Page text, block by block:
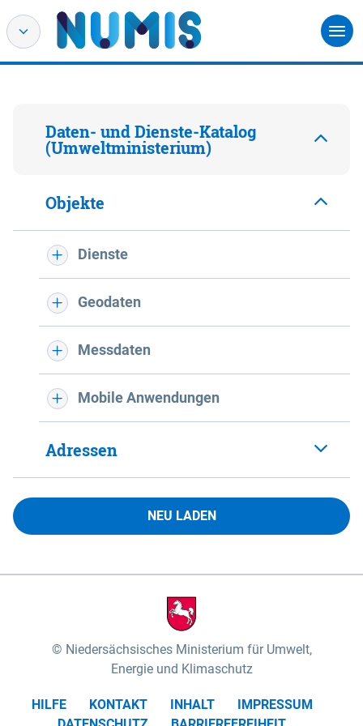
Daten- und Dienste-Katalog
(Umweltministerium)
Objekte
Dienste
Geodaten
Messdaten
Mobile Anwendungen
Adressen
NEU LADEN
Niedersächsisches Ministerium für Umwelt,
Energie und Klimaschutz
HILFE KONTAKT INHALT
IMPRESSUM